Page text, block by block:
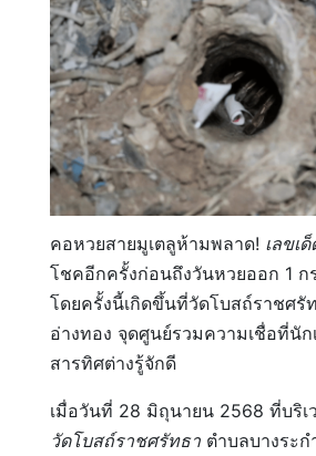
คอหวยสายมูเตลูห้ามพลาด! เลขเ
โชคอีกครั้งก่อนถึงวันหวยออก 1
โดยครั้งนี้เกิดขึ้นที่วัดโบสถ์ราชศรั
อ่างทอง จุดศูนย์รวมความเชื่อที่นัก
สารทิศต่างรู้จักดี
เมื่อวันที่ 28 มิถุนายน 2568 ที่บริ
วัดโบสถ์ราชศรัทธา ตำบลบางระ